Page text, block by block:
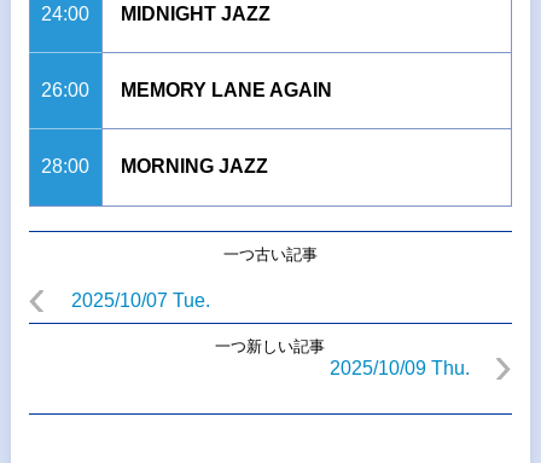
24:00 MIDNIGHT JAZZ
26:00 MEMORY LANE AGAIN
28:00 MORNING JAZZ
一つ古い記事
2025/10/07 Tue.
一つ新しい記事
2025/10/09 Thu.